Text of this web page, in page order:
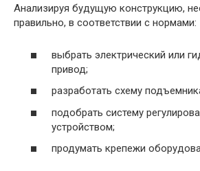
Анализируя будущую конструкцию,
правильно, в соответствии с нормами:
выбрать электрический или
привод;
разработать схему
подобрать систему
устройством;
продумать крепежи